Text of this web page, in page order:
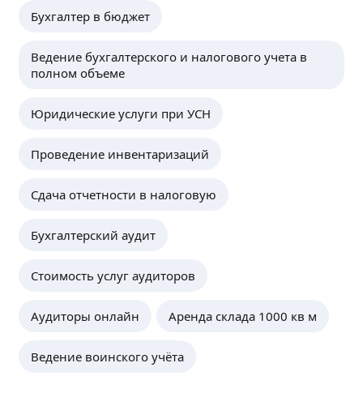
Бухгалтер в бюджет
Ведение бухгалтерского и налогового учета в
полном объеме
Юридические услуги при УСН
Проведение инвентаризаций
Сдача отчетности в налоговую
Бухгалтерский аудит
Стоимость услуг аудиторов
Аудиторы онлайн Аренда склада 1000 кв м
Ведение воинского учёта